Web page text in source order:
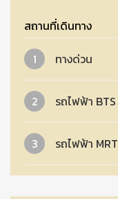
สถานที่เดินทาง
1
ทางด่วน
2 รถไฟฟ้า BTS
3 รถไฟฟ้า MRT